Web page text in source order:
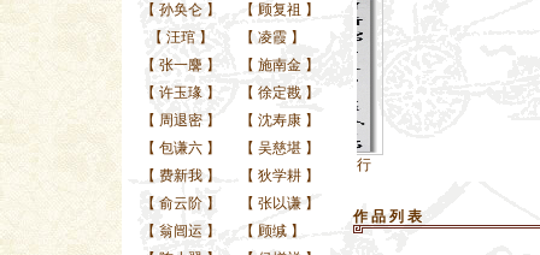
【 孙奂仑 】 【 顾复祖 】
【 汪琯 】 【 凌霞 】
【 张一麐 】 【 施南金 】
【 许玉瑑 】 【 徐定戡 】
【 周退密 】 【 沈寿康 】
【 包谦六 】 【 吴慈堪 】
【 费新我 】 【 狄学耕 】
【 俞云阶 】 【 张以谦 】
【 翁闿运 】 【 顾缄 】
当代实力青年名家，行
作 品 列 表